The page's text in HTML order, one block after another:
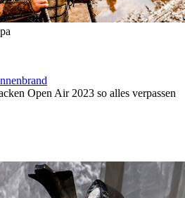
Open Air 2023 so alles verpassen